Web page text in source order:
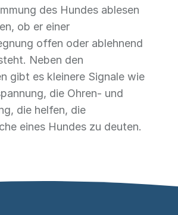
des Hundes ablesen
ob er einer
offen oder ablehnend
Neben den
gibt es kleinere Signale wie
die Ohren- und
die helfen, die
eines Hundes zu deuten.